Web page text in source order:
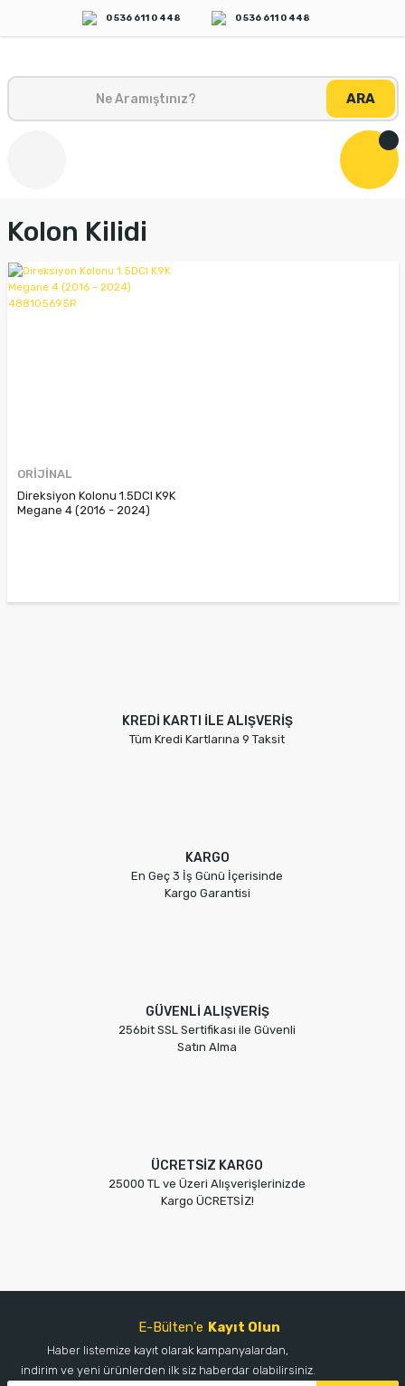
0 536 611 0 448 0 536 611 0 448
ARA
Kolon Kilidi
ORİJİNAL
Direksiyon Kolonu 1.5DCI K9K
Megane 4 (2016 - 2024)
KREDİ KARTI İLE ALIŞVERİŞ
Tüm Kredi Kartlarına 9 Taksit
KARGO
En Geç 3 İş Günü İçerisinde
Kargo Garantisi
GÜVENLİ ALIŞVERİŞ
256bit SSL Sertifikası ile Güvenli
Satın Alma
ÜCRETSİZ KARGO
25000 TL ve Üzeri Alışverişlerinizde
Kargo ÜCRETSİZ!
E-Bülten'e Kayıt Olun
Haber listemize kayıt olarak kampanyalardan,
indirim ve yeni ürünlerden ilk siz haberdar olabilirsiniz.